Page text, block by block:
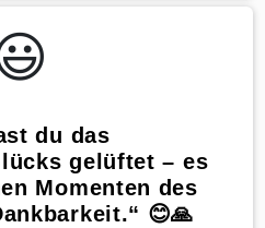
du das
gelüftet – es
Momenten des
😊🙏